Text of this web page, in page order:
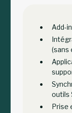
Add-
(sans
outils
Prise